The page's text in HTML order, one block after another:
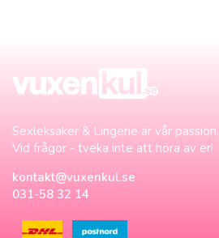
Sexleksaker & Lingerie är vår passion.
Vid frågor - tveka inte att höra av er!
kontakt@vuxenkul.se
031-58 32 14